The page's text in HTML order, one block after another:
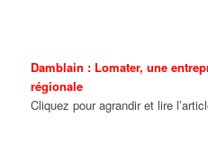
Damblain : Lomater, une
régionale
Cliquez pour agrandir et lire